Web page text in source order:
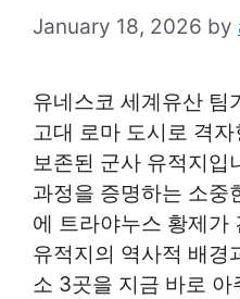
January 18, 2026 by
유네스코 세계유산 팀
고대 로마 도시로 격
보존된 군사 유적지입
과정을 증명하는 소중
에 트라야누스 황제가
유적지의 역사적 배경
소 3곳을 지금 바로